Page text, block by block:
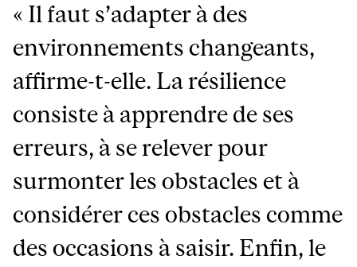
« Il faut s’adapter à des
environnements changeants,
affirme-t-elle. La résilience
consiste à apprendre de ses
erreurs, à se relever pour
surmonter les obstacles et à
considérer ces obstacles comme
des occasions à saisir. Enfin, le